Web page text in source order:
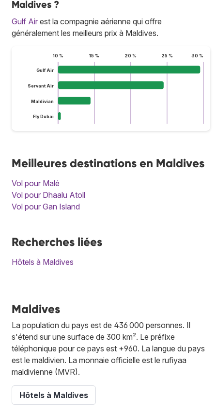
Maldives ?
Gulf Air est la compagnie aérienne qui offre
généralement les meilleurs prix à Maldives.
10 % 15 % 20 % 25 % 30 %
Gulf Air
Servant Air
Maldivian
Fly Dubai
Meilleures destinations en Maldives
Vol pour Malé
Vol pour Dhaalu Atoll
Vol pour Gan Island
Recherches liées
Hôtels à Maldives
Maldives
La population du pays est de 436 000 personnes. Il
s'étend sur une surface de 300 km². Le préfixe
téléphonique pour ce pays est +960. La langue du pays
est le maldivien. La monnaie officielle est le rufiyaa
maldivienne (MVR).
Hôtels à Maldives